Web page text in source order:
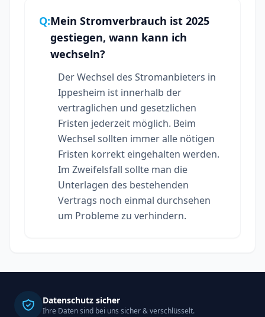
Q:Mein Stromverbrauch ist 2025
gestiegen, wann kann ich
wechseln?
Der Wechsel des Stromanbieters in
Ippesheim ist innerhalb der
vertraglichen und gesetzlichen
Fristen jederzeit möglich. Beim
Wechsel sollten immer alle nötigen
Fristen korrekt eingehalten werden.
Im Zweifelsfall sollte man die
Unterlagen des bestehenden
Vertrags noch einmal durchsehen
um Probleme zu verhindern.
Datenschutz sicher
Ihre Daten sind bei uns sicher & verschlüsselt.